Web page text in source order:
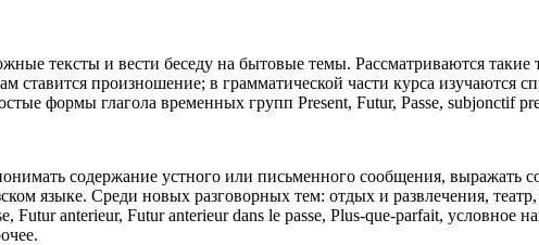
тексты и вести беседу на бытовые темы. Рассматриваются такие
ставится произношение; в грамматической части курса изучаются
формы глагола временных групп Present, Futur, Passe, subjonctif
содержание устного или письменного сообщения, выражать
языке. Среди новых разговорных тем: отдых и развлечения,
Futur anterieur, Futur anterieur dans le passe, Plus-que-parfait, условное